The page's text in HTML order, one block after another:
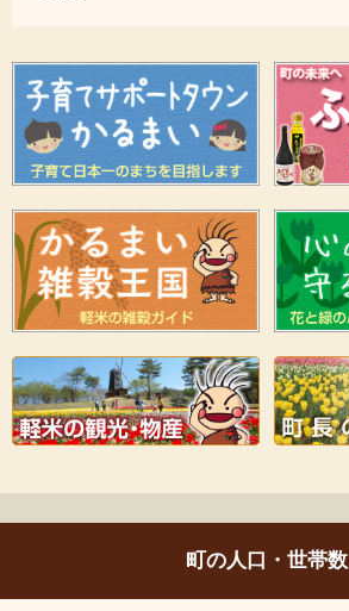
町の人口・世帯数